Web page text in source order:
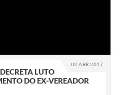
02 ABR 2017
LUTO
DO EX-VEREADOR